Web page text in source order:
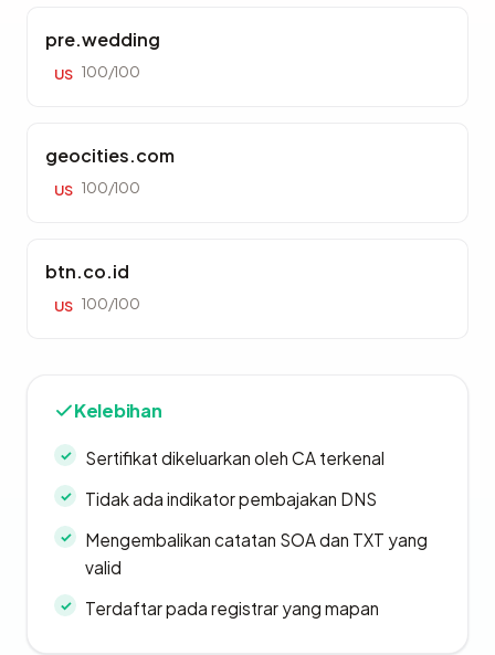
pre.wedding
US 100/100
geocities.com
US 100/100
btn.co.id
US 100/100
Kelebihan
Sertifikat dikeluarkan oleh CA terkenal
Tidak ada indikator pembajakan DNS
Mengembalikan catatan SOA dan TXT yang
valid
Terdaftar pada registrar yang mapan